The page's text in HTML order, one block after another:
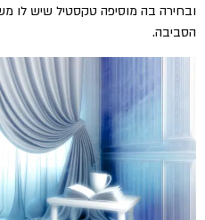
ובחירה בה מוסיפה טקסטיל שיש לו
הסביבה.